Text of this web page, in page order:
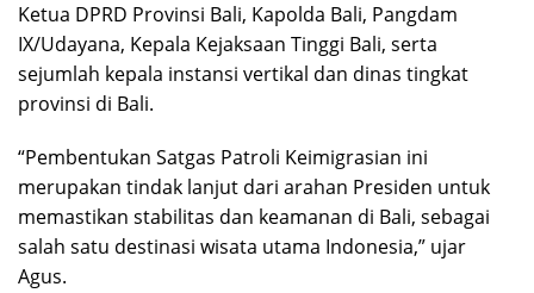
Ketua DPRD Provinsi Bali, Kapolda Bali, Pangdam
IX/Udayana, Kepala Kejaksaan Tinggi Bali, serta
sejumlah kepala instansi vertikal dan dinas tingkat
provinsi di Bali.
“Pembentukan Satgas Patroli Keimigrasian ini
merupakan tindak lanjut dari arahan Presiden untuk
memastikan stabilitas dan keamanan di Bali, sebagai
salah satu destinasi wisata utama Indonesia,” ujar
Agus.